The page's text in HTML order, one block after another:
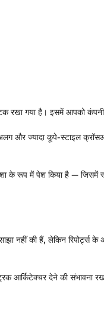
गया है। इसमें आपको कंपनी
और ज्यादा कूपे-स्टाइल
रूप में पेश किया है — जिसमें
नहीं की हैं, लेकिन
आर्किटेक्चर देने की संभावना